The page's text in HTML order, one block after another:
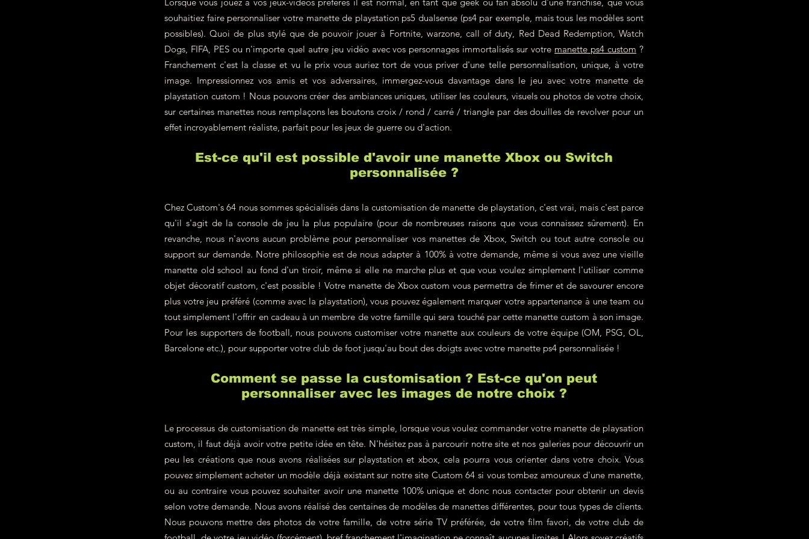
souhaitiez faire personnaliser votre manette de playstation ps5 dualsense (ps4 par exemple, mais tous les modèles sont
possibles). Quoi de plus stylé que de pouvoir jouer à Fortnite, warzone, call of duty, Red Dead Redemption, Watch
Dogs, FIFA, PES ou n'importe quel autre jeu vidéo avec vos personnages immortalisés sur votre manette ps4 custom ?
Franchement c'est la classe et vu le prix vous auriez tort de vous priver d'une telle personnalisation, unique, à votre
image. Impressionnez vos amis et vos adversaires, immergez-vous davantage dans le jeu avec votre manette de
playstation custom ! Nous pouvons créer des ambiances uniques, utiliser les couleurs, visuels ou photos de votre choix,
sur certaines manettes nous remplaçons les boutons croix / rond / carré / triangle par des douilles de revolver pour un
effet incroyablement réaliste, parfait pour les jeux de guerre ou d'action.
Est-ce qu'il est possible d'avoir une manette Xbox ou Switch
personnalisée ?
Chez Custom's 64 nous sommes spécialisés dans la customisation de manette de playstation, c'est vrai, mais c'est parce
qu'il s'agit de la console de jeu la plus populaire (pour de nombreuses raisons que vous connaissez sûrement). En
revanche, nous n'avons aucun problème pour personnaliser vos manettes de Xbox, Switch ou tout autre console ou
support sur demande. Notre philosophie est de nous adapter à 100% à votre demande, même si vous avez une vieille
manette old school au fond d'un tiroir, même si elle ne marche plus et que vous voulez simplement l'utiliser comme
objet décoratif custom, c'est possible ! Votre manette de Xbox custom vous permettra de frimer et de savourer encore
plus votre jeu préféré (comme avec la playstation), vous pouvez également marquer votre appartenance à une team ou
tout simplement l'offrir en cadeau à un membre de votre famille qui sera touché par cette manette custom à son image.
Pour les supporters de football, nous pouvons customiser votre manette aux couleurs de votre équipe (OM, PSG, OL,
Barcelone etc.), pour supporter votre club de foot jusqu'au bout des doigts avec votre manette ps4 personnalisée !
Comment se passe la customisation ? Est-ce qu'on peut
personnaliser avec les images de notre choix ?
Le processus de customisation de manette est très simple, lorsque vous voulez commander votre manette de playsation
custom, il faut déjà avoir votre petite idée en tête. N'hésitez pas à parcourir notre site et nos galeries pour découvrir un
peu les créations que nous avons réalisées sur playstation et xbox, cela pourra vous orienter dans votre choix. Vous
pouvez simplement acheter un modèle déjà existant sur notre site Custom 64 si vous tombez amoureux d'une manette,
ou au contraire vous pouvez souhaiter avoir une manette 100% unique et donc nous contacter pour obtenir un devis
selon votre demande. Nous avons réalisé des centaines de modèles de manettes différentes, pour tous types de clients.
Nous pouvons mettre des photos de votre famille, de votre série TV préférée, de votre film favori, de votre club de